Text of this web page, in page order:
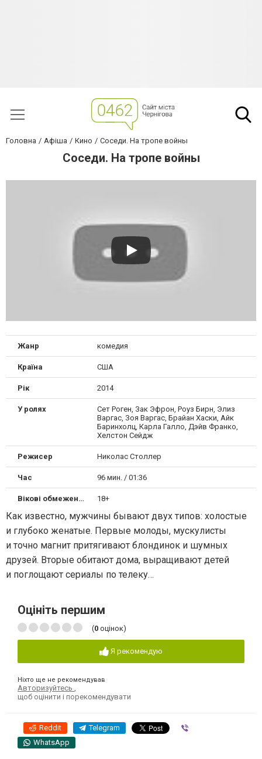
Головна Афіша Кино Соседи. На тропе войны
Соседи. На тропе войны
Жанр комедия
Країна США
Рік 2014
У ролях
Сет Роген, Зак Эфрон, Роуз Бирн, Элиз
Варгас, Зоя Варгас, Брайан Хаски, Айк
Баринхолц, Карла Галло, Дэйв Франко,
Хелстон Сейдж
Режисер Николас Столлер
Час 96 мин. / 01:36
Вікові обмеження 18+
Как известно, мужчины бывают двух типов: холостые
и глубоко женатые. Первые молоды, мускулисты
и точно магнит притягивают блондинок и шумных
друзей. Вторые обитают дома, выращивают детей
и поглощают сериалы по телеку…
Оцініть першим
(0 оцінок)
Я рекомендую
Ніхто ще не рекомендував
Авторизуйтесь ,
щоб оцінити і порекомендувати
Reddit Telegram
WhatsApp